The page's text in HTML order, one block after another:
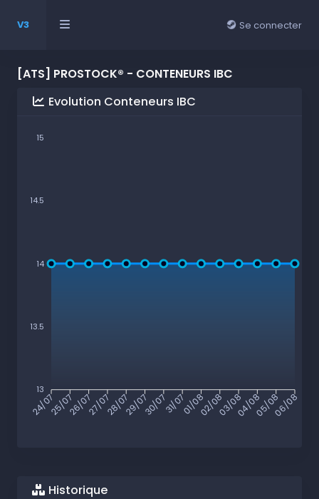
V3 Se connecter
[ATS] PROSTOCK® - CONTENEURS IBC
Evolution Conteneurs IBC
15
14.5
14
13.5
13
24/0725/0726/0727/0728/0729/0730/0731/0701/0802/0803/0804/0805/0806/08
Historique